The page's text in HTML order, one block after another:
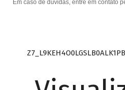
Em caso de dúvidas, entre em contato